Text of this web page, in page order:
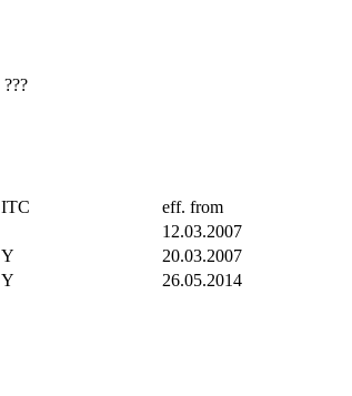
???
ITC eff. from
12.03.2007
Y 20.03.2007
Y
26.05.2014